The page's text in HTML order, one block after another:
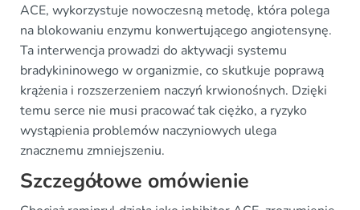
ACE, wykorzystuje nowoczesną metodę, która polega
na blokowaniu enzymu konwertującego angiotensynę.
Ta interwencja prowadzi do aktywacji systemu
bradykininowego w organizmie, co skutkuje poprawą
krążenia i rozszerzeniem naczyń krwionośnych. Dzięki
temu serce nie musi pracować tak ciężko, a ryzyko
wystąpienia problemów naczyniowych ulega
znacznemu zmniejszeniu.
Szczegółowe omówienie